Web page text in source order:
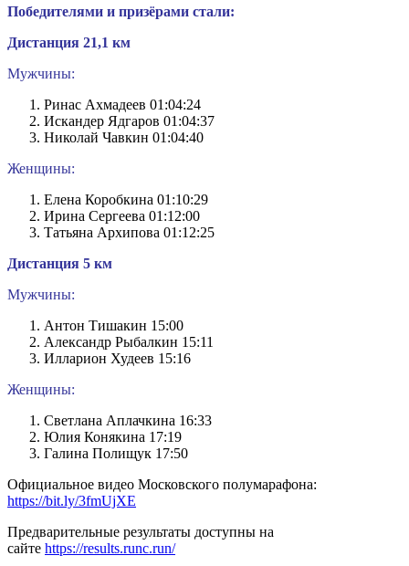
Победителями и призёрами стали:
Дистанция 21,1 км
Мужчины:
Ринас Ахмадеев 01:04:24
Искандер Ядгаров 01:04:37
Николай Чавкин 01:04:40
Женщины:
Елена Коробкина 01:10:29
Ирина Сергеева 01:12:00
Татьяна Архипова 01:12:25
Дистанция 5 км
Мужчины:
Антон Тишакин 15:00
Александр Рыбалкин 15:11
Илларион Худеев 15:16
Женщины:
Светлана Аплачкина 16:33
Юлия Конякина 17:19
Галина Полищук 17:50
Официальное видео Московского полумарафона:
https://bit.ly/3fmUjXE
Предварительные результаты доступны на
сайте https://results.runc.run/